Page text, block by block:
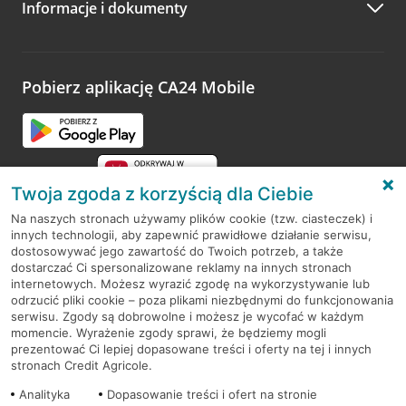
Zachęcamy do podzielenia się z nami opinią o wizycie.
opinie.
Informacje i dokumenty
Pobierz aplikację CA24 Mobile
RODO
Regulamin serwisu
Mapa serwisu
PolitykaCookies
Twoja zgoda z korzyścią dla Ciebie
Na naszych stronach używamy plików cookie (tzw. ciasteczek) i
innych technologii, aby zapewnić prawidłowe działanie serwisu,
dostosowywać jego zawartość do Twoich potrzeb, a także
dostarczać Ci spersonalizowane reklamy na innych stronach
internetowych. Możesz wyrazić zgodę na wykorzystywanie lub
odrzucić pliki cookie – poza plikami niezbędnymi do funkcjonowania
serwisu. Zgody są dobrowolne i możesz je wycofać w każdym
momencie. Wyrażenie zgody sprawi, że będziemy mogli
prezentować Ci lepiej dopasowane treści i oferty na tej i innych
stronach Credit Agricole.
Analityka
Dopasowanie treści i ofert na stronie